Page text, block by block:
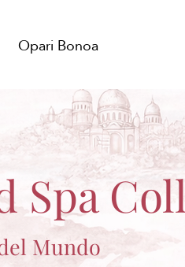
Opari Bonoa
Spa
Mundo